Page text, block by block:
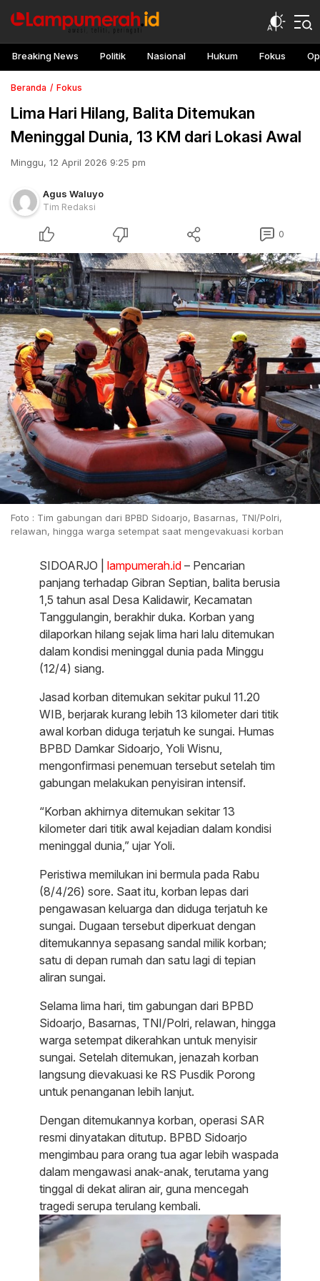
Breaking News Politik Nasional Hukum Fokus
Beranda Fokus
Lima Hari Hilang, Balita Ditemukan
Meninggal Dunia, 13 KM dari Lokasi Awal
Minggu, 12 April 2026 9:25 pm
Agus Waluyo
Tim Redaksi
0
Foto : Tim gabungan dari BPBD Sidoarjo, Basarnas, TNI/Polri,
relawan, hingga warga setempat saat mengevakuasi korban
SIDOARJO | lampumerah.id – Pencarian
panjang terhadap Gibran Septian, balita berusia
1,5 tahun asal Desa Kalidawir, Kecamatan
Tanggulangin, berakhir duka. Korban yang
dilaporkan hilang sejak lima hari lalu ditemukan
dalam kondisi meninggal dunia pada Minggu
(12/4) siang.
Jasad korban ditemukan sekitar pukul 11.20
WIB, berjarak kurang lebih 13 kilometer dari titik
awal korban diduga terjatuh ke sungai. Humas
BPBD Damkar Sidoarjo, Yoli Wisnu,
mengonfirmasi penemuan tersebut setelah tim
gabungan melakukan penyisiran intensif.
“Korban akhirnya ditemukan sekitar 13
kilometer dari titik awal kejadian dalam kondisi
meninggal dunia,” ujar Yoli.
Peristiwa memilukan ini bermula pada Rabu
(8/4/26) sore. Saat itu, korban lepas dari
pengawasan keluarga dan diduga terjatuh ke
sungai. Dugaan tersebut diperkuat dengan
ditemukannya sepasang sandal milik korban;
satu di depan rumah dan satu lagi di tepian
aliran sungai.
Selama lima hari, tim gabungan dari BPBD
Sidoarjo, Basarnas, TNI/Polri, relawan, hingga
warga setempat dikerahkan untuk menyisir
sungai. Setelah ditemukan, jenazah korban
langsung dievakuasi ke RS Pusdik Porong
untuk penanganan lebih lanjut.
Dengan ditemukannya korban, operasi SAR
resmi dinyatakan ditutup. BPBD Sidoarjo
mengimbau para orang tua agar lebih waspada
dalam mengawasi anak-anak, terutama yang
tinggal di dekat aliran air, guna mencegah
tragedi serupa terulang kembali.